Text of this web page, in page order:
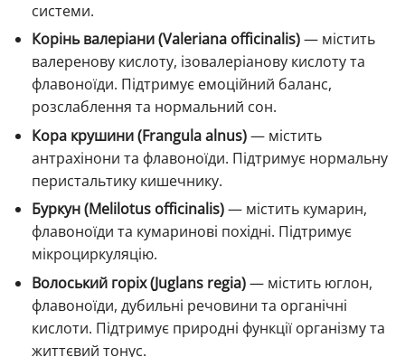
системи.
Корінь валеріани (Valeriana officinalis)— містить
валеренову кислоту, ізовалеріанову кислоту та
флавоноїди. Підтримує емоційний баланс,
розслаблення та нормальний сон.
Кора крушини (Frangula alnus)— містить
антрахінони та флавоноїди. Підтримує нормальну
перистальтику кишечнику.
Буркун (Melilotus officinalis)— містить кумарин,
флавоноїди та кумаринові похідні. Підтримує
мікроциркуляцію.
Волоський горіх (Juglans regia)— містить юглон,
флавоноїди, дубильні речовини та органічні
кислоти. Підтримує природні функції організму та
життєвий тонус.